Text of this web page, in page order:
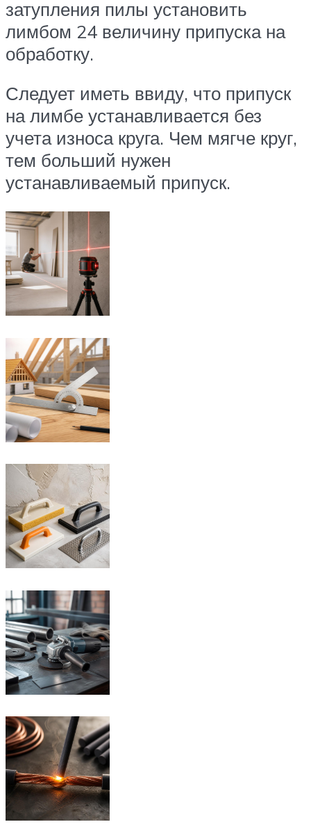
затупления пилы установить
лимбом 24 величину припуска на
обработку.
Следует иметь ввиду, что припуск
на лимбе устанавливается без
учета износа круга. Чем мягче круг,
тем больший нужен
устанавливаемый припуск.